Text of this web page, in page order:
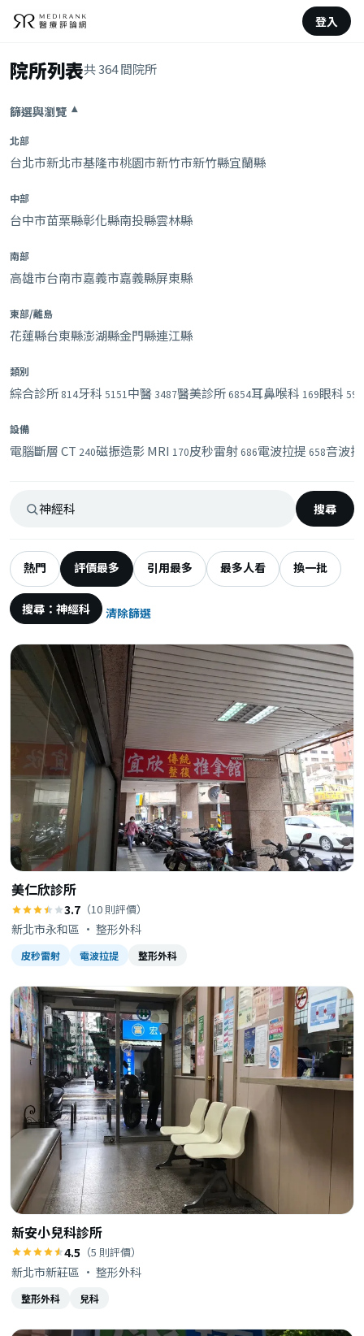
登入
院所列表共 364 間院所
篩選與瀏覽 ▾
北部
台北市新北市基隆市桃園市新竹市新竹縣宜蘭縣
中部
台中市苗栗縣彰化縣南投縣雲林縣
南部
高雄市台南市嘉義市嘉義縣屏東縣
東部/離島
花蓮縣台東縣澎湖縣金門縣連江縣
類別
綜合診所 814牙科 5151 中醫3487醫美診所 6854耳鼻喉科 169眼科 594
設備
電腦斷層 CT 240磁振造影 MRI 170皮秒雷射 686電波拉提 658音波
搜尋
熱門 評價最多 引用最多 最多人看 換一批
搜尋：神經科 清除篩選
美仁欣診所
3.7 （10 則評價）
新北市永和區 · 整形外科
皮秒雷射 電波拉提 整形外科
新安小兒科診所
4.5 （5 則評價）
新北市新莊區 · 整形外科
整形外科 兒科